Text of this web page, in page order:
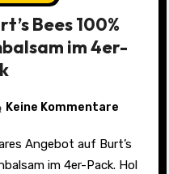
Bees 100%
im 4er-
Keine Kommentare
im 4er-Pack. Hol